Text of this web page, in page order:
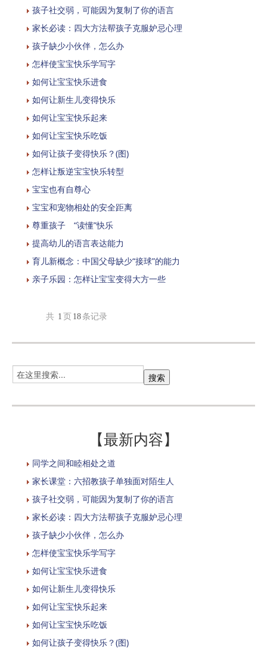
孩子社交弱，可能因为复制了你的语言
家长必读：四大方法帮孩子克服妒忌心理
孩子缺少小伙伴，怎么办
怎样使宝宝快乐学写字
如何让宝宝快乐进食
如何让新生儿变得快乐
如何让宝宝快乐起来
如何让宝宝快乐吃饭
如何让孩子变得快乐？(图)
怎样让叛逆宝宝快乐转型
宝宝也有自尊心
宝宝和宠物相处的安全距离
尊重孩子 “读懂”快乐
提高幼儿的语言表达能力
育儿新概念：中国父母缺少“接球”的能力
亲子乐园：怎样让宝宝变得大方一些
共 1 页 18 条记录
【最新内容】
同学之间和睦相处之道
家长课堂：六招教孩子单独面对陌生人
孩子社交弱，可能因为复制了你的语言
家长必读：四大方法帮孩子克服妒忌心理
孩子缺少小伙伴，怎么办
怎样使宝宝快乐学写字
如何让宝宝快乐进食
如何让新生儿变得快乐
如何让宝宝快乐起来
如何让宝宝快乐吃饭
如何让孩子变得快乐？(图)